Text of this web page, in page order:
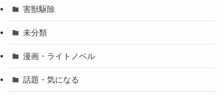
害獣駆除
未分類
漫画・ライトノベル
話題・気になる